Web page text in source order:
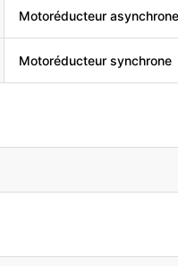
Motoréducteur asynchrone
Motoréducteur synchrone